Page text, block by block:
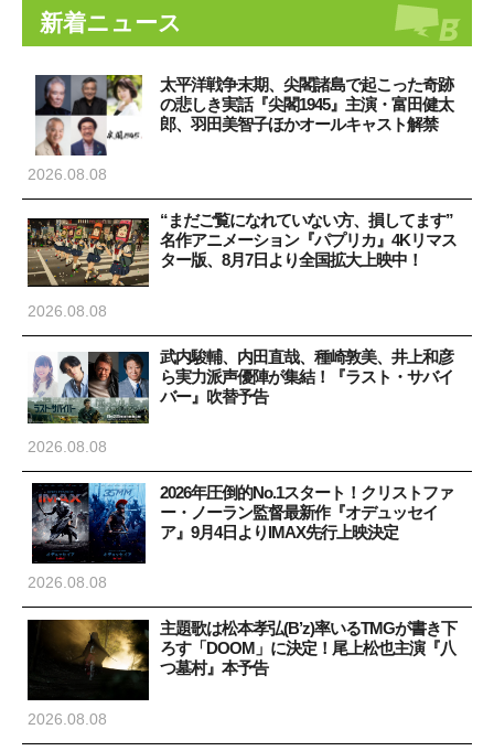
新着ニュース
太平洋戦争末期、尖閣諸島で起こった奇跡
の悲しき実話『尖閣1945』主演・富田健太
郎、羽田美智子ほかオールキャスト解禁
2026.08.08
“まだご覧になれていない方、損してます”
名作アニメーション『パプリカ』4Kリマス
ター版、8月7日より全国拡大上映中！
2026.08.08
武内駿輔、内田直哉、種崎敦美、井上和彦
ら実力派声優陣が集結！『ラスト・サバイ
バー』吹替予告
2026.08.08
2026年圧倒的No.1スタート！クリストファ
ー・ノーラン監督最新作『オデュッセイ
ア』9月4日よりIMAX先行上映決定
2026.08.08
主題歌は松本孝弘(B’z)率いるTMGが書き下
ろす「DOOM」に決定！尾上松也主演『八
つ墓村』本予告
2026.08.08